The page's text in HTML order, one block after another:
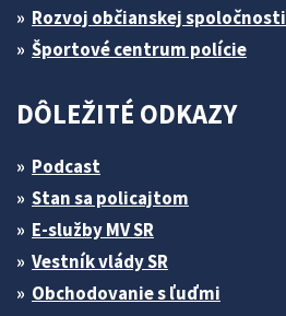
Rozvoj občianskej spoločnosti
Športové centrum polície
DÔLEŽITÉ ODKAZY
Podcast
Stan sa policajtom
E-služby MV SR
Vestník vlády SR
Obchodovanie s ľuďmi